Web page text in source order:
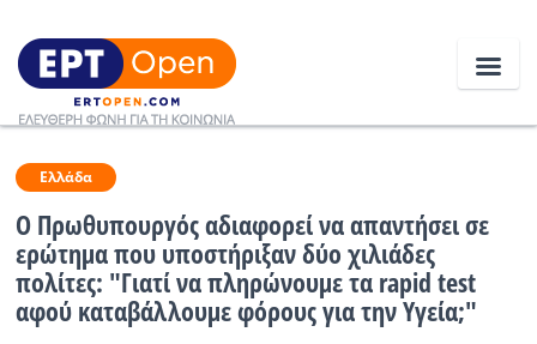
Ειδήσεις
Ελλάδα
Κοινωνία
Ελλάδα
Ο Πρωθυπουργός αδιαφορεί να απαντήσει σε
ερώτημα που υποστήριξαν δύο χιλιάδες
πολίτες: "Γιατί να πληρώνουμε τα rapid test
αφού καταβάλλουμε φόρους για την Υγεία;"